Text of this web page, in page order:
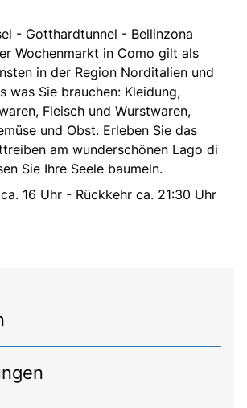
- Gotthardtunnel - Bellinzona
Wochenmarkt in Como gilt als
in der Region Norditalien und
was Sie brauchen: Kleidung,
Fleisch und Wurstwaren,
und Obst. Erleben Sie das
am wunderschönen Lago di
Sie Ihre Seele baumeln.
16 Uhr - Rückkehr ca. 21:30 Uhr